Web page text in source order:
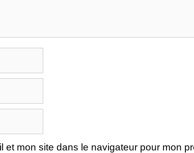
et mon site dans le navigateur pour mon